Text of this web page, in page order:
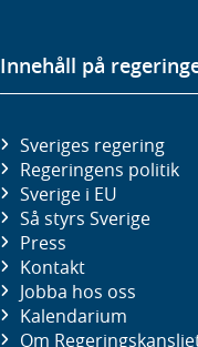
Innehåll på
Sveriges regering
Regeringens politik
Sverige i EU
Så styrs Sverige
Press
Kontakt
Jobba hos oss
Kalendarium
Om